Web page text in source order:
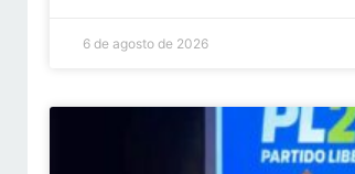
6 de agosto de 2026